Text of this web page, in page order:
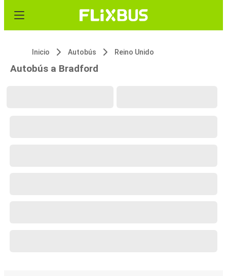
Inicio Autobús Reino Unido
Autobús a Bradford